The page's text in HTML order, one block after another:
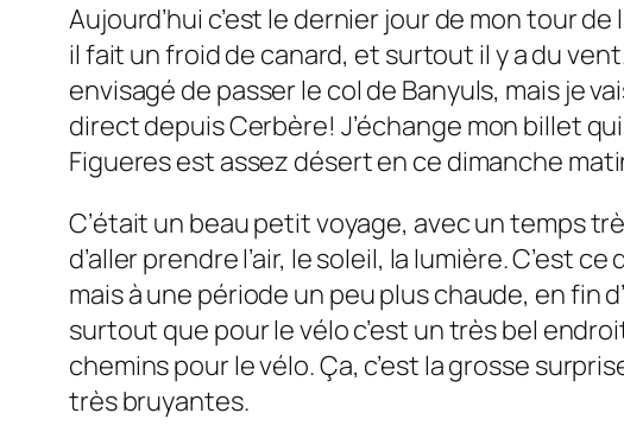
Aujourd’hui c’est le dernier jour de mon tour
il fait un froid de canard, et surtout il y a du
envisagé de passer le col de Banyuls, mais je
direct depuis Cerbère! J’échange mon billet
Figueres est assez désert en ce dimanche
C’était un beau petit voyage, avec un temps
d’aller prendre l’air, le soleil, la lumière. C’est
mais à une période un peu plus chaude, en fin
surtout que pour le vélo c’est un très bel
chemins pour le vélo. Ça, c’est la grosse
très bruyantes.